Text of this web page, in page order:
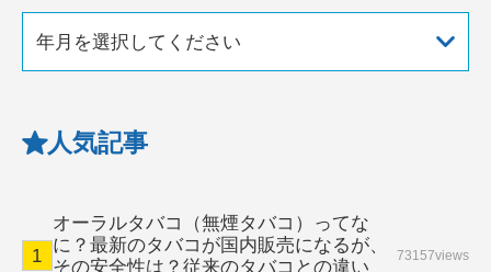
年月を選択してください
人気記事
オーラルタバコ（無煙タバコ）ってな
に？最新のタバコが国内販売になるが、
その安全性は？従来のタバコとの違い
73157views